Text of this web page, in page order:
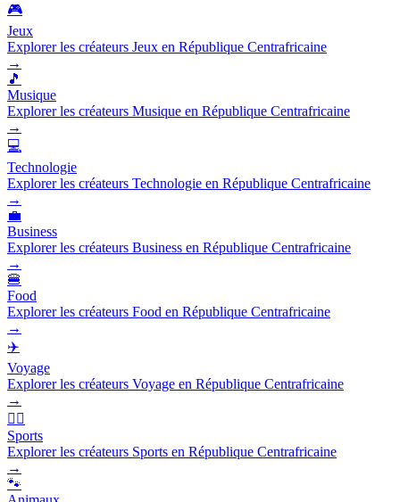
🎮
Jeux
Explorer les créateurs Jeux en République Centrafricaine
→
🎵
Musique
Explorer les créateurs Musique en République Centrafricaine
→
💻
Technologie
Explorer les créateurs Technologie en République Centrafricaine
→
💼
Business
Explorer les créateurs Business en République Centrafricaine
→
🍔
Food
Explorer les créateurs Food en République Centrafricaine
→
✈️
Voyage
Explorer les créateurs Voyage en République Centrafricaine
→
🏃‍♂️
Sports
Explorer les créateurs Sports en République Centrafricaine
→
🐾